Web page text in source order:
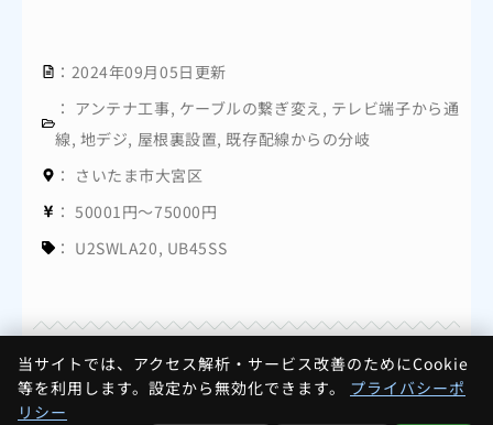
当サイトでは、アクセス解析・サービス改善のためにCookie
等を利用します。設定から無効化できます。
プライバシーポ
リシー
：2024年09月05日更新
： アンテナ工事, ケーブルの繋ぎ変え, テレビ端子から通
線, 地デジ, 屋根裏設置,既存配線からの分岐
： さいたま市大宮区
： 50001円～75000円
： U2SWLA20, UB45SS